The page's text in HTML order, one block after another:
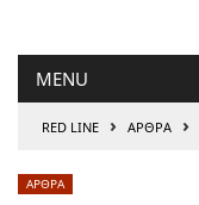
MENU
RED LINE › ΑΡΘΡΑ ›
ΑΡΘΡΑ